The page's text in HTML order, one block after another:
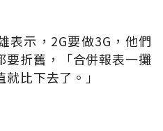
表示，2G要做3G，他們
要折舊，「合併報表一攤
比下去了。」